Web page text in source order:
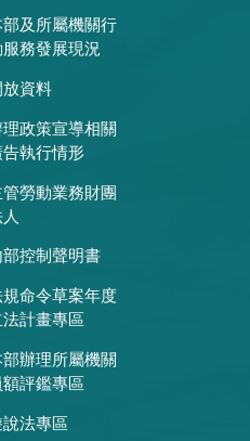
部及所屬機關行
服務發展現況
放資料
理政策宣導相關
告執行情形
管勞動業務財團
部控制聲明書
規命令草案年度
法計畫專區
部辦理所屬機關
額評鑑專區
說法專區